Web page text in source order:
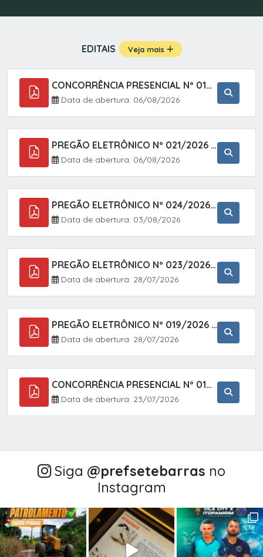
EDITAIS Veja mais
CONCORRÊNCIA PRESENCIAL Nº 019/2025 - PAVIMENTAÇÃO ASFÁLTICA EM TRECHO DA RUA 2 NO BAIRRO VILA SOARES NO MUNICÍPIO DE SETE BARRAS/SP.
Data de abertura: 06/08/2026
PREGÃO ELETRÔNICO Nº 021/2026 - AQUISIÇÃO DE CONTENTORES E CARRINHOS, DESTINADOS A COLETIVA E MANEJO DE RESÍDUOS SÓLIDOS, ATRAVÉS DO SISTEMA DE REGISTRO DE PREÇOS (SRP)
Data de abertura: 06/08/2026
PREGÃO ELETRÔNICO Nº 024/2026 - AQUISIÇÃO DE GÁS MEDICINAL TIPO OXIGÊNIO (1,00 M3, 3,00 M3 E 10,00 M3), EM ATENDIMENTO À SECRETARIA MUNICIPAL DE SAÚDE, ATRAVÉS DO SISTEMA DE REGISTRO DE PREÇOS (SRP)
Data de abertura: 03/08/2026
PREGÃO ELETRÔNICO Nº 023/2026 - AQUISIÇÃO DE ENXOVAL INFANTIL, EM ATENDIMENTO À SECRETARIA MUNICIPAL DE EDUCAÇÃO, ATRAVÉS DO SISTEMA DE REGISTRO DE PREÇOS (SRP).
Data de abertura: 28/07/2026
PREGÃO ELETRÔNICO Nº 019/2026 - CONTRATAÇÃO DE EMPRESA ESPECIALIZADA PARA A PRESTAÇÃO DE SERVIÇOS VETERINÁRIOS CLÍNICOS E CIRÚRGICOS, COM FOCO EM AÇÕES DE SAÚDE PÚBLICA, BEM-ESTAR ANIMAL E CONTROLE POPULACIONAL ÉTICO DE CÃES E GATOS, EM ATENDIMENTO À
Data de abertura: 28/07/2026
CONCORRÊNCIA PRESENCIAL Nº 018/2026 - PAVIMENTAÇÃO ASFÁLTICA NO BAIRRO VOTUPOCA ? ESTRADA DA RAPOSA, NO MUNICÍPIO DE SETE BARRAS/SP
Data de abertura: 23/07/2026
Siga @‌prefsetebarras no
Instagram